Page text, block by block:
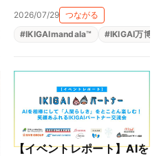
共創コミュニティ 生きがい
は、近畿大学 横山ゼミと
マッチングで事業がスター
ト！！
2026/07/29 つながる
#IKIGAImandala™ #IKIGAI万博
【イベントレポート】AIを